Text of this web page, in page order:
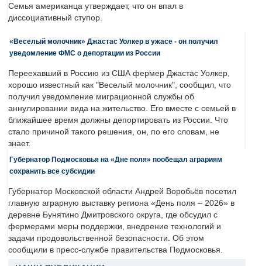
Семья американца утверждает, что он впал в
диссоциативный ступор.
«Веселый молочник» Джастас Уолкер в ужасе - он получил
уведомление ФМС о депортации из России
Переехавший в Россию из США фермер Джастас Уолкер,
хорошо известный как "Веселый молочник", сообщил, что
получил уведомление миграционной службы об
аннулировании вида на жительство. Его вместе с семьей в
ближайшее время должны депортировать из России. Что
стало причиной такого решения, он, по его словам, не
знает.
Губернатор Подмосковья на «Дне поля» пообещал аграриям
сохранить все субсидии
Губернатор Московской области Андрей Воробьёв посетил
главную аграрную выставку региона «День поля – 2026» в
деревне Бунятино Дмитровского округа, где обсудил с
фермерами меры поддержки, внедрение технологий и
задачи продовольственной безопасности. Об этом
сообщили в пресс-службе правительства Подмосковья.